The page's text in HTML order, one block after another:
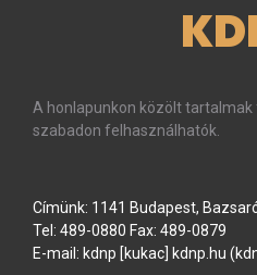
A honlapunkon közölt tartalmak
szabadon felhasználhatók.
Címünk: 1141 Budapest,
Tel: 489-0880 Fax: 489-0879
E-mail: kdnp [kukac] kdnp.hu